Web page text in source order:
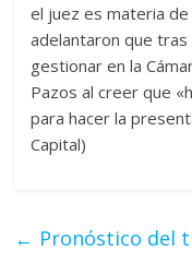
el juez es materia
adelantaron que tras
gestionar en la
Pazos al creer que
para hacer la
Capital)
← Pronóstico del